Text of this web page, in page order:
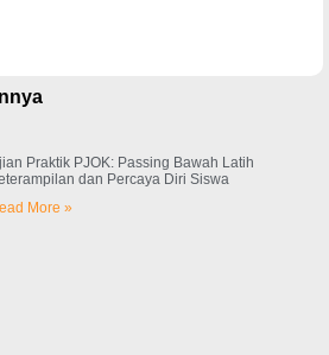
Praktik PJOK: Passing Bawah Latih
dan Percaya Diri Siswa
More »